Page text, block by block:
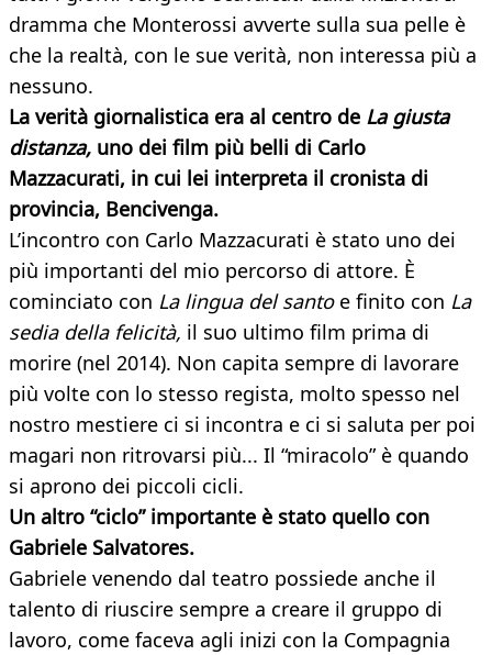
dramma che Monterossi avverte sulla sua pelle è
che la realtà, con le sue verità, non interessa più a
nessuno.
La verità giornalistica era al centro de La giusta
distanza, uno dei film più belli di Carlo
Mazzacurati, in cui lei interpreta il cronista di
provincia, Bencivenga.
L’incontro con Carlo Mazzacurati è stato uno dei
più importanti del mio percorso di attore. È
cominciato con La lingua del santoe finito con La
sedia della felicità, il suo ultimo film prima di
morire (nel 2014). Non capita sempre di lavorare
più volte con lo stesso regista, molto spesso nel
nostro mestiere ci si incontra e ci si saluta per poi
magari non ritrovarsi più... Il “miracolo” è quando
si aprono dei piccoli cicli.
Un altro “ciclo” importante è stato quello con
Gabriele Salvatores.
Gabriele venendo dal teatro possiede anche il
talento di riuscire sempre a creare il gruppo di
lavoro, come faceva agli inizi con la Compagnia